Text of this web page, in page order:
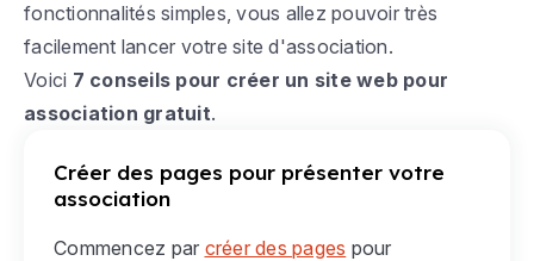
fonctionnalités simples, vous allez pouvoir très
facilement lancer votre site d'association.
Voici 7 conseils pour créer un site web pour
association gratuit.
Créer des pages pour présenter votre
association
Commencez par créer des pages pour